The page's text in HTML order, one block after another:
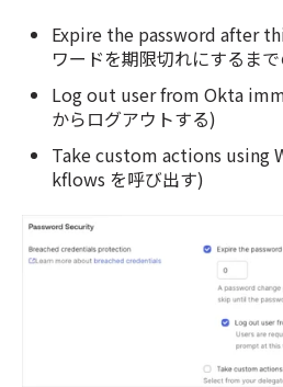
Expire the password after
ワードを期限切れにするま
Log out user from Okta
からログアウトする)
Take custom actions using
kflows を呼び出す)